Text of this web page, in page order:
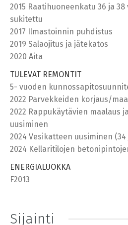
2015 Raatihuoneenkatu 36 ja
sukitettu
2017 Ilmastoinnin puhdistus
2019 Salaojitus ja jätekatos
2020 Aita
TULEVAT REMONTIT
5- vuoden
2022 Parvekkeiden korjaus/
2022 Rappukäytävien maalaus
uusiminen
2024 Vesikatteen uusiminen (34
2024 Kellaritilojen
ENERGIALUOKKA
F2013
Sijainti